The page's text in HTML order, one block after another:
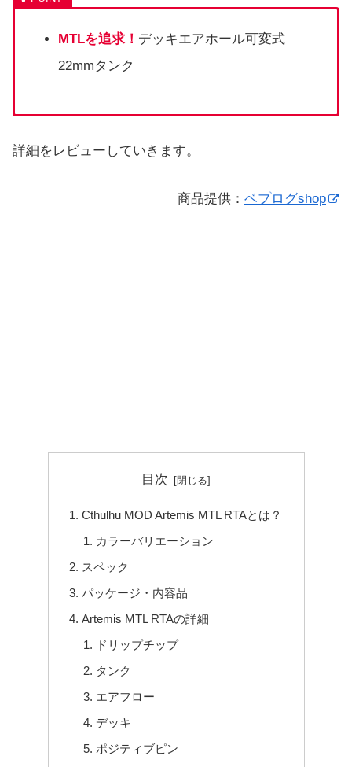
MTLを追求！ デッキエアホール可変式
22mmタンク
詳細をレビューしていきます。
商品提供： ベプログshop
目次
Cthulhu MOD Artemis MTL RTAとは？
カラーバリエーション
スペック
パッケージ・内容品
Artemis MTL RTAの詳細
ドリップチップ
タンク
エアフロー
デッキ
ポジティブピン